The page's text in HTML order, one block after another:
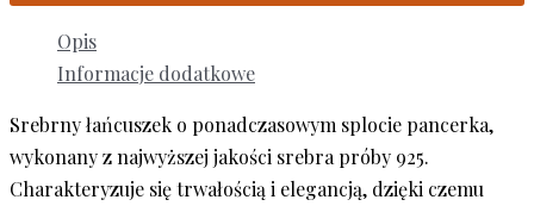
Opis
Informacje dodatkowe
Srebrny łańcuszek o ponadczasowym splocie pancerka,
wykonany z najwyższej jakości srebra próby 925.
Charakteryzuje się trwałością i elegancją, dzięki czemu